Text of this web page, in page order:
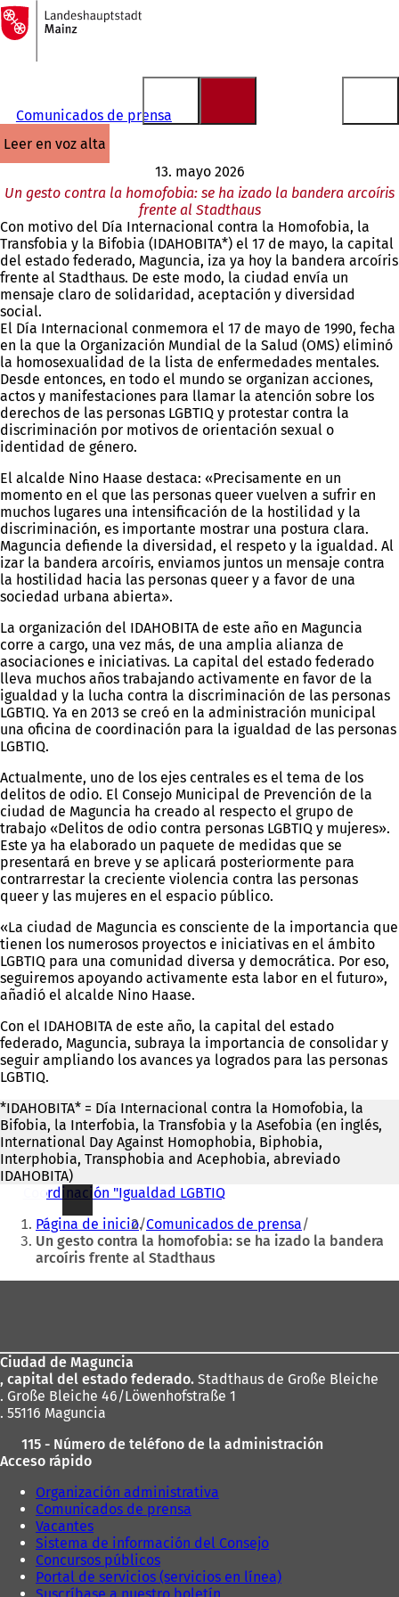
Saltar al contenido
A
la
página
Comunicados de prensa
leer en voz alta
13. mayo 2026
Un gesto contra la homofobia: se ha izado la bandera arcoíris
frente al Stadthaus
Con motivo del Día Internacional contra la Homofobia, la
Transfobia y la Bifobia (IDAHOBITA*) el 17 de mayo, la capital
del estado federado, Maguncia, iza ya hoy la bandera arcoíris
frente al Stadthaus. De este modo, la ciudad envía un
mensaje claro de solidaridad, aceptación y diversidad
social.
El Día Internacional conmemora el 17 de mayo de 1990, fecha
en la que la Organización Mundial de la Salud (OMS) eliminó
la homosexualidad de la lista de enfermedades mentales.
Desde entonces, en todo el mundo se organizan acciones,
actos y manifestaciones para llamar la atención sobre los
derechos de las personas LGBTIQ y protestar contra la
discriminación por motivos de orientación sexual o
identidad de género.
El alcalde Nino Haase destaca: «Precisamente en un
momento en el que las personas queer vuelven a sufrir en
muchos lugares una intensificación de la hostilidad y la
discriminación, es importante mostrar una postura clara.
Maguncia defiende la diversidad, el respeto y la igualdad. Al
izar la bandera arcoíris, enviamos juntos un mensaje contra
la hostilidad hacia las personas queer y a favor de una
sociedad urbana abierta».
La organización del IDAHOBITA de este año en Maguncia
corre a cargo, una vez más, de una amplia alianza de
asociaciones e iniciativas. La capital del estado federado
lleva muchos años trabajando activamente en favor de la
igualdad y la lucha contra la discriminación de las personas
LGBTIQ. Ya en 2013 se creó en la administración municipal
una oficina de coordinación para la igualdad de las personas
LGBTIQ.
Actualmente, uno de los ejes centrales es el tema de los
delitos de odio. El Consejo Municipal de Prevención de la
ciudad de Maguncia ha creado al respecto el grupo de
trabajo «Delitos de odio contra personas LGBTIQ y mujeres».
Este ya ha elaborado un paquete de medidas que se
presentará en breve y se aplicará posteriormente para
contrarrestar la creciente violencia contra las personas
queer y las mujeres en el espacio público.
«La ciudad de Maguncia es consciente de la importancia que
tienen los numerosos proyectos e iniciativas en el ámbito
LGBTIQ para una comunidad diversa y democrática. Por eso,
seguiremos apoyando activamente esta labor en el futuro»,
añadió el alcalde Nino Haase.
Con el IDAHOBITA de este año, la capital del estado
federado, Maguncia, subraya la importancia de consolidar y
seguir ampliando los avances ya logrados para las personas
LGBTIQ.
*IDAHOBITA* = Día Internacional contra la Homofobia, la
Bifobia, la Interfobia, la Transfobia y la Asefobia (en inglés,
International Day Against Homophobia, Biphobia,
Interphobia, Transphobia and Acephobia, abreviado
IDAHOBITA)
Coordinación "Igualdad LGBTIQ
Estás
aquí:
Página de inicio Comunicados de prensa
Un gesto contra la homofobia: se ha izado la bandera
arcoíris frente al Stadthaus
pies
Ciudad de Maguncia
, capital del estado federado. Stadthaus de Große Bleiche
. Große Bleiche 46/Löwenhofstraße 1
. 55116 Maguncia
115 - Número de teléfono de la administración
Acceso rápido
Organización administrativa
Comunicados de prensa
Vacantes
Sistema de información del Consejo
Concursos públicos
Portal de servicios (servicios en línea)